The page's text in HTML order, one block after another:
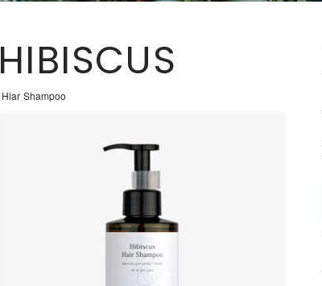
HIBISCUS
Hiar Shampoo